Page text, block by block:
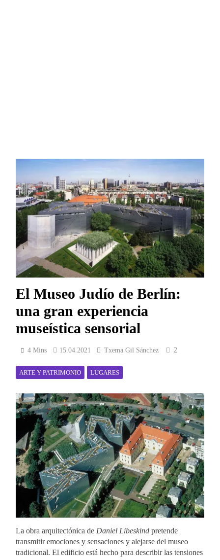
El Museo Judío de Berlín:
una gran experiencia
museística sensorial
4 Mins 15.04.2021 Txema Gil Sánchez 2
ARTE Y PATRIMONIO LUGARES
La obra arquitectónica de Daniel Libeskind pretende
transmitir emociones y sensaciones y alejarse del museo
tradicional. El edificio está hecho para describir las tensiones